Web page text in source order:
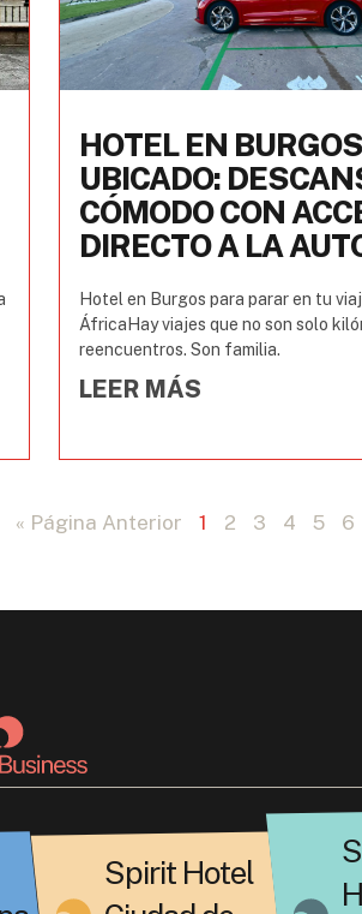
HOTEL EN
UBICADO:
CÓMODO CON
DIRECTO A LA
Hotel en Burgos para parar en tu
ÁfricaHay viajes que no son solo
reencuentros. Son familia.
LEER MÁS
« Página Anterior 1 2 3 4 5 6
Spirit Hotel